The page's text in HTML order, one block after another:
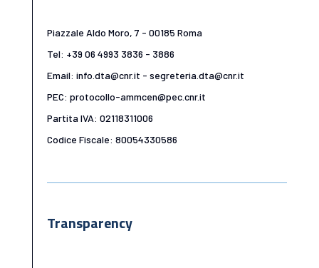
Piazzale Aldo Moro, 7 - 00185 Roma
Tel: +39 06 4993 3836 - 3886
Email: info.dta@cnr.it - segreteria.dta@cnr.it
PEC: protocollo-ammcen@pec.cnr.it
Partita IVA: 02118311006
Codice Fiscale: 80054330586
Transparency